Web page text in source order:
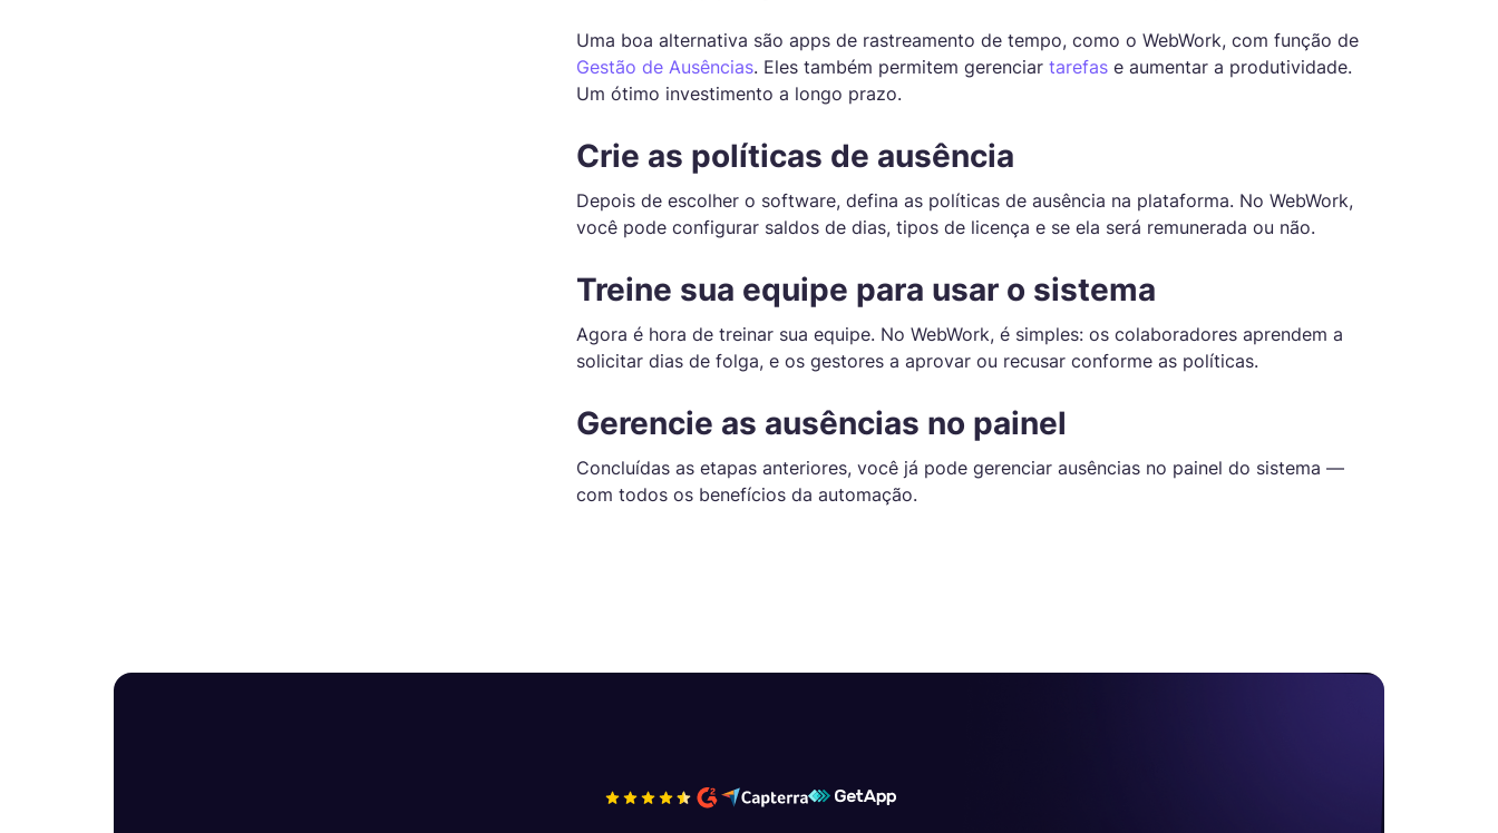
Uma boa alternativa são apps de rastreamento de tempo, como o WebWork, com função de
Gestão de Ausências. Eles também permitem gerenciar tarefas e aumentar a produtividade.
Um ótimo investimento a longo prazo.
Crie as políticas de ausência
Depois de escolher o software, defina as políticas de ausência na plataforma. No WebWork,
você pode configurar saldos de dias, tipos de licença e se ela será remunerada ou não.
Treine sua equipe para usar o sistema
Agora é hora de treinar sua equipe. No WebWork, é simples: os colaboradores aprendem a
solicitar dias de folga, e os gestores a aprovar ou recusar conforme as políticas.
Gerencie as ausências no painel
Concluídas as etapas anteriores, você já pode gerenciar ausências no painel do sistema —
com todos os benefícios da automação.